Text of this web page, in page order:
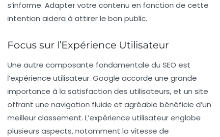
s’informe. Adapter votre contenu en fonction de cette
intention aidera à attirer le bon public.
Focus sur l’Expérience Utilisateur
Une autre composante fondamentale du SEO est
l’expérience utilisateur. Google accorde une grande
importance à la satisfaction des utilisateurs, et un site
offrant une navigation fluide et agréable bénéficie d’un
meilleur classement. L’expérience utilisateur englobe
plusieurs aspects, notamment la vitesse de